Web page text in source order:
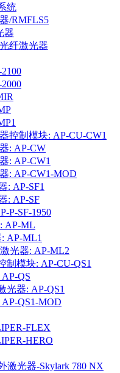
统
/RMFLS5
器
纤激光器
控制模块: AP-CU-CW1
: AP-CW
: AP-CW1
: AP-CW1-MOD
: AP-SF1
: AP-SF
P-SF-1950
AP-ML
AP-ML1
光器: AP-ML2
制模块: AP-CU-QS1
QS
光器: AP-QS1
QS1-MOD
FLEX
HERO
激光器-Skylark 780 NX